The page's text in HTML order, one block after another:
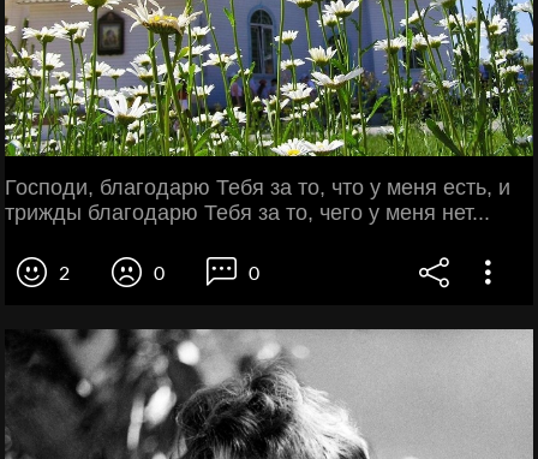
Господи, благодарю Тебя за то, что у меня есть, и
трижды благодарю Тебя за то, чего у меня нет...
2 0 0